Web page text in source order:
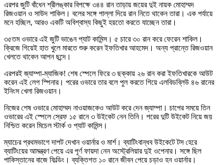
এরপর জুটি বাঁধেন শ্রীলঙ্কার বিপক্ষে ৩৪৪ রান তাড়ায় জয়ের দুই নায়ক মোহাম্মদ
রিজওয়ান ও সাউদ শাকিল। বলের সঙ্গে পাল্লা দিয়ে রান নিতে থাকেন তারা। এক পর্যায়ে
মনে হচ্ছিল, আরও একটি অবিশ্বাস্য কিছুই হয়তো করতে যাচ্ছেন তারা।
৩৫তম ওভারে এই জুটি ভাঙেন প্যাট কামিন্স। ৫ চারে ৩০ রান করে ফেরেন শাকিল।
ক্রিজে গিয়েই হাত খুলে মারতে শুরু করেন ইফতিখার আহমেদ। অন্য প্রান্তে রিজওয়ান
খেলতে থাকেন আপন ছন্দে।
এরপরই জ্যাম্পা-ম্যাজিক! শেষ স্পেলে ফিরে ৩ ছক্কায় ২৬ রান করা ইফতিখারকে আউট
করেন এই লেগ স্পিনার। পরের ওভারে তার বলে পুল করতে গিয়ে এলবিডব্লিউ ৪৬ রানের
ইনিংস খেলা রিজওয়ান।
নিজের শেষ ওভারে মোহাম্মদ নাওয়াজকেও আউট করে দেন জ্যাম্পা। চাপের সময়ে তিন
ওভারের এই স্পেলে স্রেফ ১৫ রানে ৩ উইকেট নেন তিনি। পরের দুটি উইকেট নিয়ে জয়
নিশ্চিত করেন মিচেল স্টার্ক ও প্যাট কামিন্স।
ম্যাচের প্রথমভাগে দাপট দেখান ওয়ার্নার ও মার্শ। ব্যাটিংবান্ধব উইকেটে টস হেরে
ব্যাটিংয়ের আমন্ত্রণ পেয়ে এর পূর্ণ ফায়দা নেন অস্ট্রেলিয়ার দুই ওপেনার। সঙ্গে ছিল
পাকিস্তানের বাজে ফিল্ডিং। ব্যক্তিগত ১০ রানে জীবন পেয়ে চড়াও হন ওয়ার্নার।